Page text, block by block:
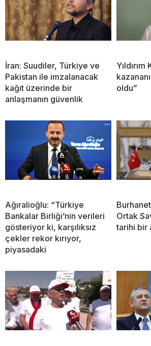
İran: Suudiler, Türkiye ve
Pakistan ile imzalanacak
kağıt üzerinde bir
anlaşmanın güvenlik
Yıldırım
oldu”
Ağıralioğlu: “Türkiye
Bankalar Birliği’nin verileri
gösteriyor ki, karşılıksız
çekler rekor kırıyor,
piyasadaki
Ortak
tarihi bir